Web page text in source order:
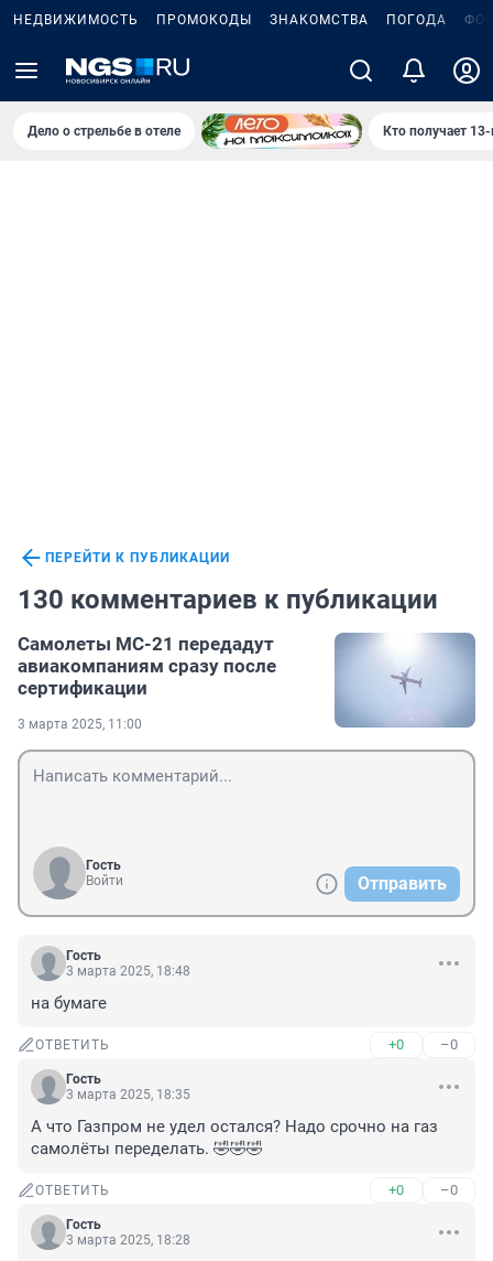
НЕДВИЖИМОСТЬ ПРОМОКОДЫ ЗНАКОМСТВА ПОГОДА
Дело о стрельбе в отеле Кто получает
ПЕРЕЙТИ К ПУБЛИКАЦИИ
130 комментариев к публикации
Самолеты МС-21 передадут
авиакомпаниям сразу после
сертификации
3 марта 2025, 11:00
Гость
Войти
Отправить
Гость
3 марта 2025, 18:48
на бумаге
ОТВЕТИТЬ +0 –0
Гость
3 марта 2025, 18:35
А что Газпром не удел остался? Надо срочно на газ
самолёты переделать. 🤣🤣🤣
ОТВЕТИТЬ +0 –0
Гость
3 марта 2025, 18:28